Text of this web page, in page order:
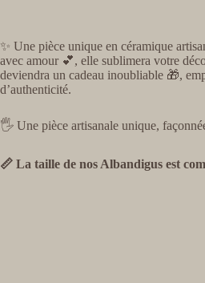
✨ Une pièce unique en céramique
avec amour 💕, elle sublimera votre
deviendra un cadeau inoubliable 🎁,
d’authenticité.
🖐️ Une pièce artisanale unique,
📏 La taille de nos Albandigus est